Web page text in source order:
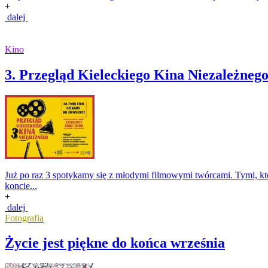
+
dalej
Kino
3. Przegląd Kieleckiego Kina Niezależnego
Już po raz 3 spotykamy się z młodymi filmowymi twórcami. Tymi,
koncie...
+
dalej
Fotografia
Życie jest piękne do końca września